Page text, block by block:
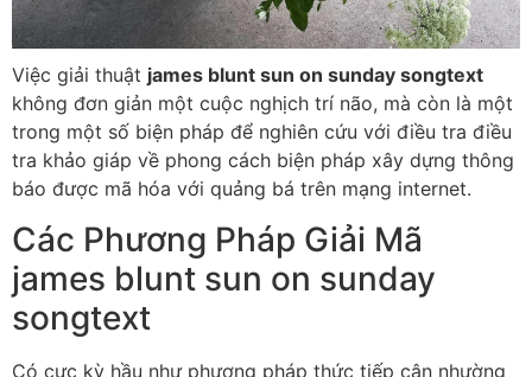
Việc giải thuật james blunt sun on sunday songtext
không đơn giản một cuộc nghịch trí não, mà còn là một
trong một số biện pháp để nghiên cứu với điều tra điều
tra khảo giáp về phong cách biện pháp xây dựng thông
báo được mã hóa với quảng bá trên mạng internet.
Các Phương Pháp Giải Mã
james blunt sun on sunday
songtext
Có cực kỳ hầu như phương pháp thức tiếp cận nhường